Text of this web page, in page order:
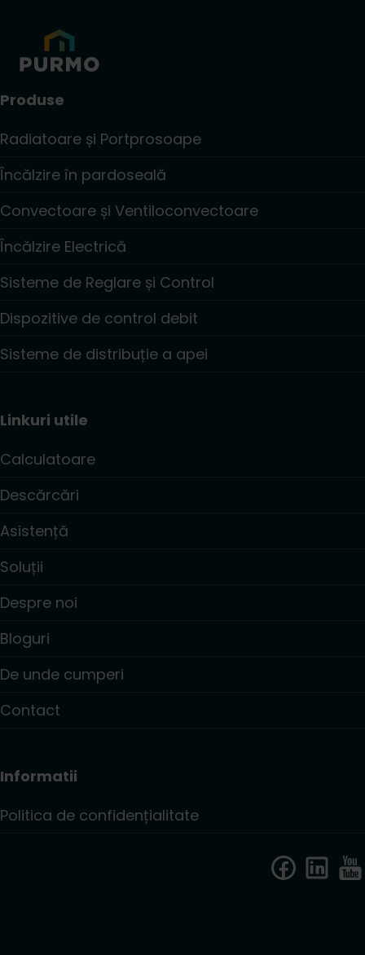
Produse
Radiatoare și Portprosoape
Încălzire în pardoseală
Convectoare și Ventiloconvectoare
Încălzire Electrică
Sisteme de Reglare și Control
Dispozitive de control debit
Sisteme de distribuție a apei
Linkuri utile
Calculatoare
Descărcări
Asistență
Soluții
Despre noi
Bloguri
De unde cumperi
Contact
Informatii
Politica de confidențialitate